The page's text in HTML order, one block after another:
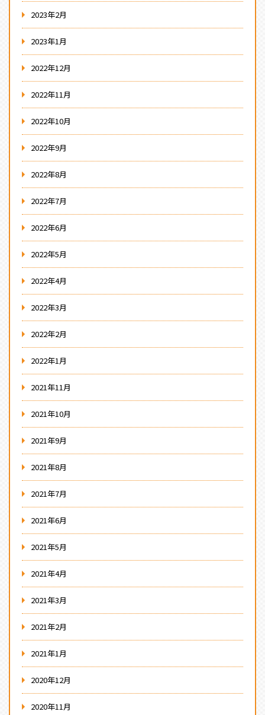
2023年2月
2023年1月
2022年12月
2022年11月
2022年10月
2022年9月
2022年8月
2022年7月
2022年6月
2022年5月
2022年4月
2022年3月
2022年2月
2022年1月
2021年11月
2021年10月
2021年9月
2021年8月
2021年7月
2021年6月
2021年5月
2021年4月
2021年3月
2021年2月
2021年1月
2020年12月
2020年11月